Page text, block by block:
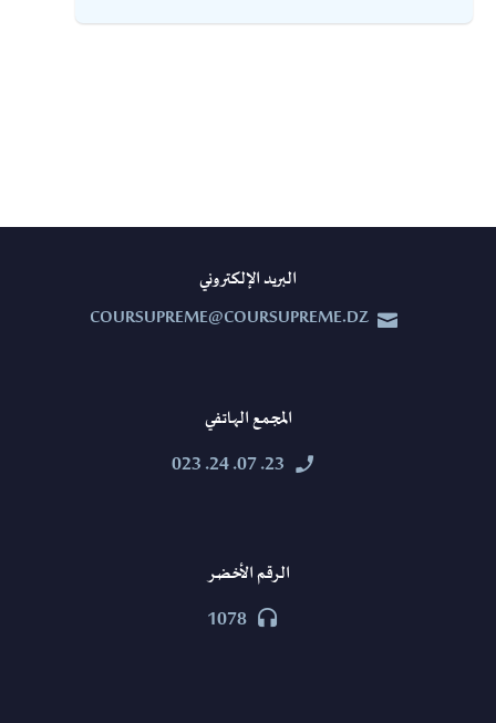
البريد الإلكتروني


COURSUPREME@COURSUPREME.DZ
المجمع الهاتفي


23. 07. 24. 023
الرقم الأخضر


1078